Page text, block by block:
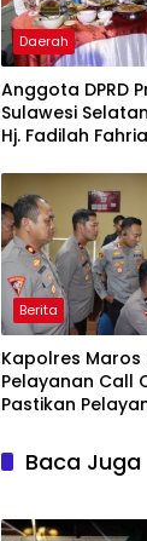
Daerah
Anggota DPRD
Sulawesi
Hj. Fadilah
Menyalakan
Pengabdian
Apresiasi dan
2026
Berita
Kapolres Maros
Pelayanan Call
Pastikan
Baca Juga